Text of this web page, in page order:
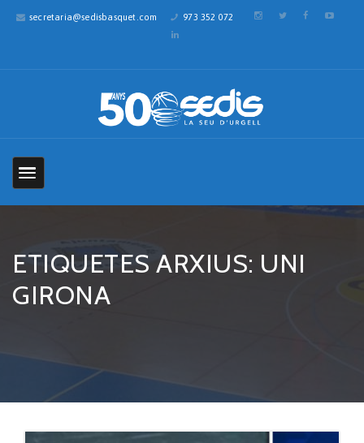
secretaria@sedisbasquet.com 973 352 072
ETIQUETES ARXIUS: UNI
GIRONA